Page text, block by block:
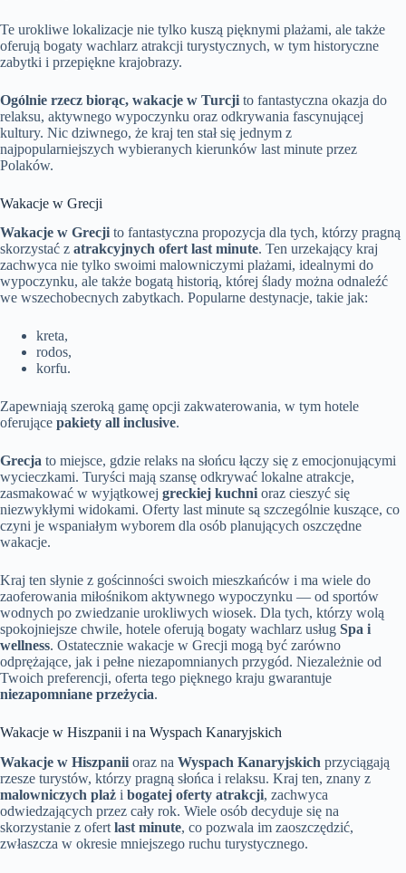
Te urokliwe lokalizacje nie tylko kuszą pięknymi plażami, ale także
oferują bogaty wachlarz atrakcji turystycznych, w tym historyczne
zabytki i przepiękne krajobrazy.
Ogólnie rzecz biorąc, wakacje w Turcji to fantastyczna okazja do
relaksu, aktywnego wypoczynku oraz odkrywania fascynującej
kultury. Nic dziwnego, że kraj ten stał się jednym z
najpopularniejszych wybieranych kierunków last minute przez
Polaków.
Wakacje w Grecji
Wakacje w Grecji to fantastyczna propozycja dla tych, którzy pragną
skorzystać z atrakcyjnych ofert last minute. Ten urzekający kraj
zachwyca nie tylko swoimi malowniczymi plażami, idealnymi do
wypoczynku, ale także bogatą historią, której ślady można odnaleźć
we wszechobecnych zabytkach. Popularne destynacje, takie jak:
kreta,
rodos,
korfu.
Zapewniają szeroką gamę opcji zakwaterowania, w tym hotele
oferujące pakiety all inclusive.
Grecja to miejsce, gdzie relaks na słońcu łączy się z emocjonującymi
wycieczkami. Turyści mają szansę odkrywać lokalne atrakcje,
zasmakować w wyjątkowej greckiej kuchni oraz cieszyć się
niezwykłymi widokami. Oferty last minute są szczególnie kuszące, co
czyni je wspaniałym wyborem dla osób planujących oszczędne
wakacje.
Kraj ten słynie z gościnności swoich mieszkańców i ma wiele do
zaoferowania miłośnikom aktywnego wypoczynku — od sportów
wodnych po zwiedzanie urokliwych wiosek. Dla tych, którzy wolą
spokojniejsze chwile, hotele oferują bogaty wachlarz usług Spa i
wellness. Ostatecznie wakacje w Grecji mogą być zarówno
odprężające, jak i pełne niezapomnianych przygód. Niezależnie od
Twoich preferencji, oferta tego pięknego kraju gwarantuje
niezapomniane przeżycia.
Wakacje w Hiszpanii i na Wyspach Kanaryjskich
Wakacje w Hiszpanii oraz na Wyspach Kanaryjskich przyciągają
rzesze turystów, którzy pragną słońca i relaksu. Kraj ten, znany z
malowniczych plaż i bogatej oferty atrakcji, zachwyca
odwiedzających przez cały rok. Wiele osób decyduje się na
skorzystanie z ofert last minute, co pozwala im zaoszczędzić,
zwłaszcza w okresie mniejszego ruchu turystycznego.